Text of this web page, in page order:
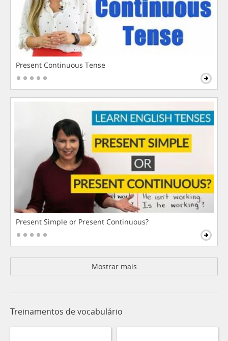
Present Continuous Tense
Present Simple or Present Continuous?
Mostrar mais
Treinamentos de vocabulário